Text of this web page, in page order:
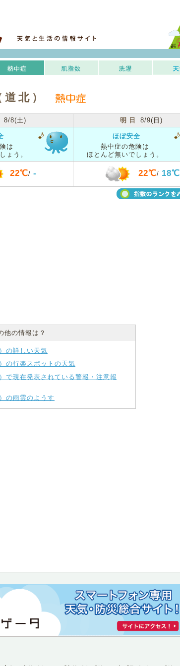
北）
8/8(土) 明日 8/9(日)
は
ょう。
ほぼ安全
熱中症の危険は
ほとんど無いでしょう。
22℃/ - 22℃/ 18℃
他の情報は？
の詳しい天気
の行楽スポットの天気
で現在発表されている警報・注意報
の雨雲のようす